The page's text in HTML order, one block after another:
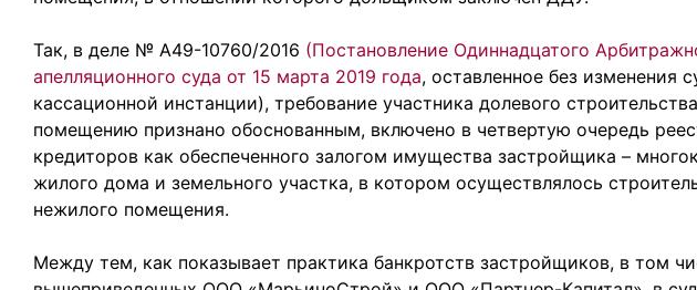
Так, в деле № А49-10760/2016 (Постановление Одиннадцатого
апелляционного суда от 15 марта 2019 года, оставленное без изменения
кассационной инстанции), требование участника долевого
помещению признано обоснованным, включено в четвертую очередь
кредиторов как обеспеченного залогом имущества застройщика –
жилого дома и земельного участка, в котором осуществлялось
нежилого помещения.
Между тем, как показывает практика банкротств застройщиков, в том